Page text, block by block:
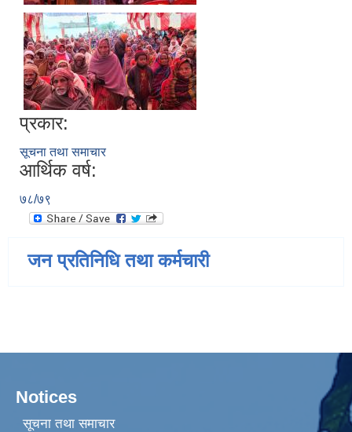
प्रकार:
सूचना तथा समाचार
आर्थिक वर्ष:
७८/७९
जन प्रतिनिधि तथा कर्मचारी
Notices
सूचना तथा समाचार